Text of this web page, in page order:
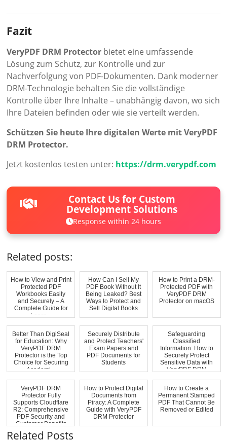
Fazit
VeryPDF DRM Protector bietet eine umfassende
Lösung zum Schutz, zur Kontrolle und zur
Nachverfolgung von PDF-Dokumenten. Dank moderner
DRM-Technologie behalten Sie die vollständige
Kontrolle über Ihre Inhalte – unabhängig davon, wo sich
Ihre Dateien befinden oder wie sie verteilt werden.
Schützen Sie heute Ihre digitalen Werte mit VeryPDF
DRM Protector.
Jetzt kostenlos testen unter: https://drm.verypdf.com
Contact Us for Custom
Development Solutions
Response within 24 hours
Related posts:
How to View and Print
Protected PDF
Workbooks Easily
and Securely – A
Complete Guide for
Learn...
How Can I Sell My
PDF Book Without It
Being Leaked? Best
Ways to Protect and
Sell Digital Books
How to Print a DRM-
Protected PDF with
VeryPDF DRM
Protector on macOS
Better Than DigiSeal
for Education: Why
VeryPDF DRM
Protector is the Top
Choice for Securing
Academi...
Securely Distribute
and Protect Teachers'
Exam Papers and
PDF Documents for
Students
Safeguarding
Classified
Information: How to
Securely Protect
Sensitive Data with
VeryPDF DRM
VeryPDF DRM
Protector Fully
Supports Cloudflare
R2: Comprehensive
PDF Security and
Customer Benefits
How to Protect Digital
Documents from
Piracy: A Complete
Guide with VeryPDF
DRM Protector
How to Create a
Permanent Stamped
PDF That Cannot Be
Removed or Edited
Related Posts